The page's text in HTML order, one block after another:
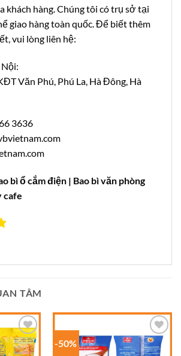
khách hàng. Chúng tôi có trụ sở tại
giao hàng toàn quốc. Để biết thêm
vui lòng liên hệ:
Văn Phú, Phú La, Hà Đông, Hà
3636
bì ổ cắm điện | Bao bì văn phòng
cafe
TÂM
Add to
wishlist
-50%
Add to
wishlist